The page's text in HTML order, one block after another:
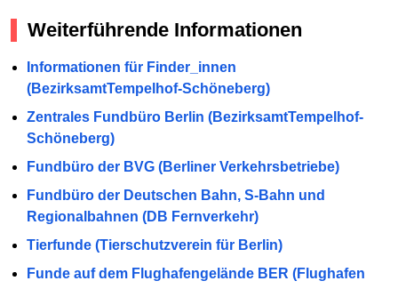
Weiterführende Informationen
Informationen für Finder_innen
(BezirksamtTempelhof-Schöneberg)
Zentrales Fundbüro Berlin (BezirksamtTempelhof-
Schöneberg)
Fundbüro der BVG (Berliner Verkehrsbetriebe)
Fundbüro der Deutschen Bahn, S-Bahn und
Regionalbahnen (DB Fernverkehr)
Tierfunde (Tierschutzverein für Berlin)
Funde auf dem Flughafengelände BER (Flughafen